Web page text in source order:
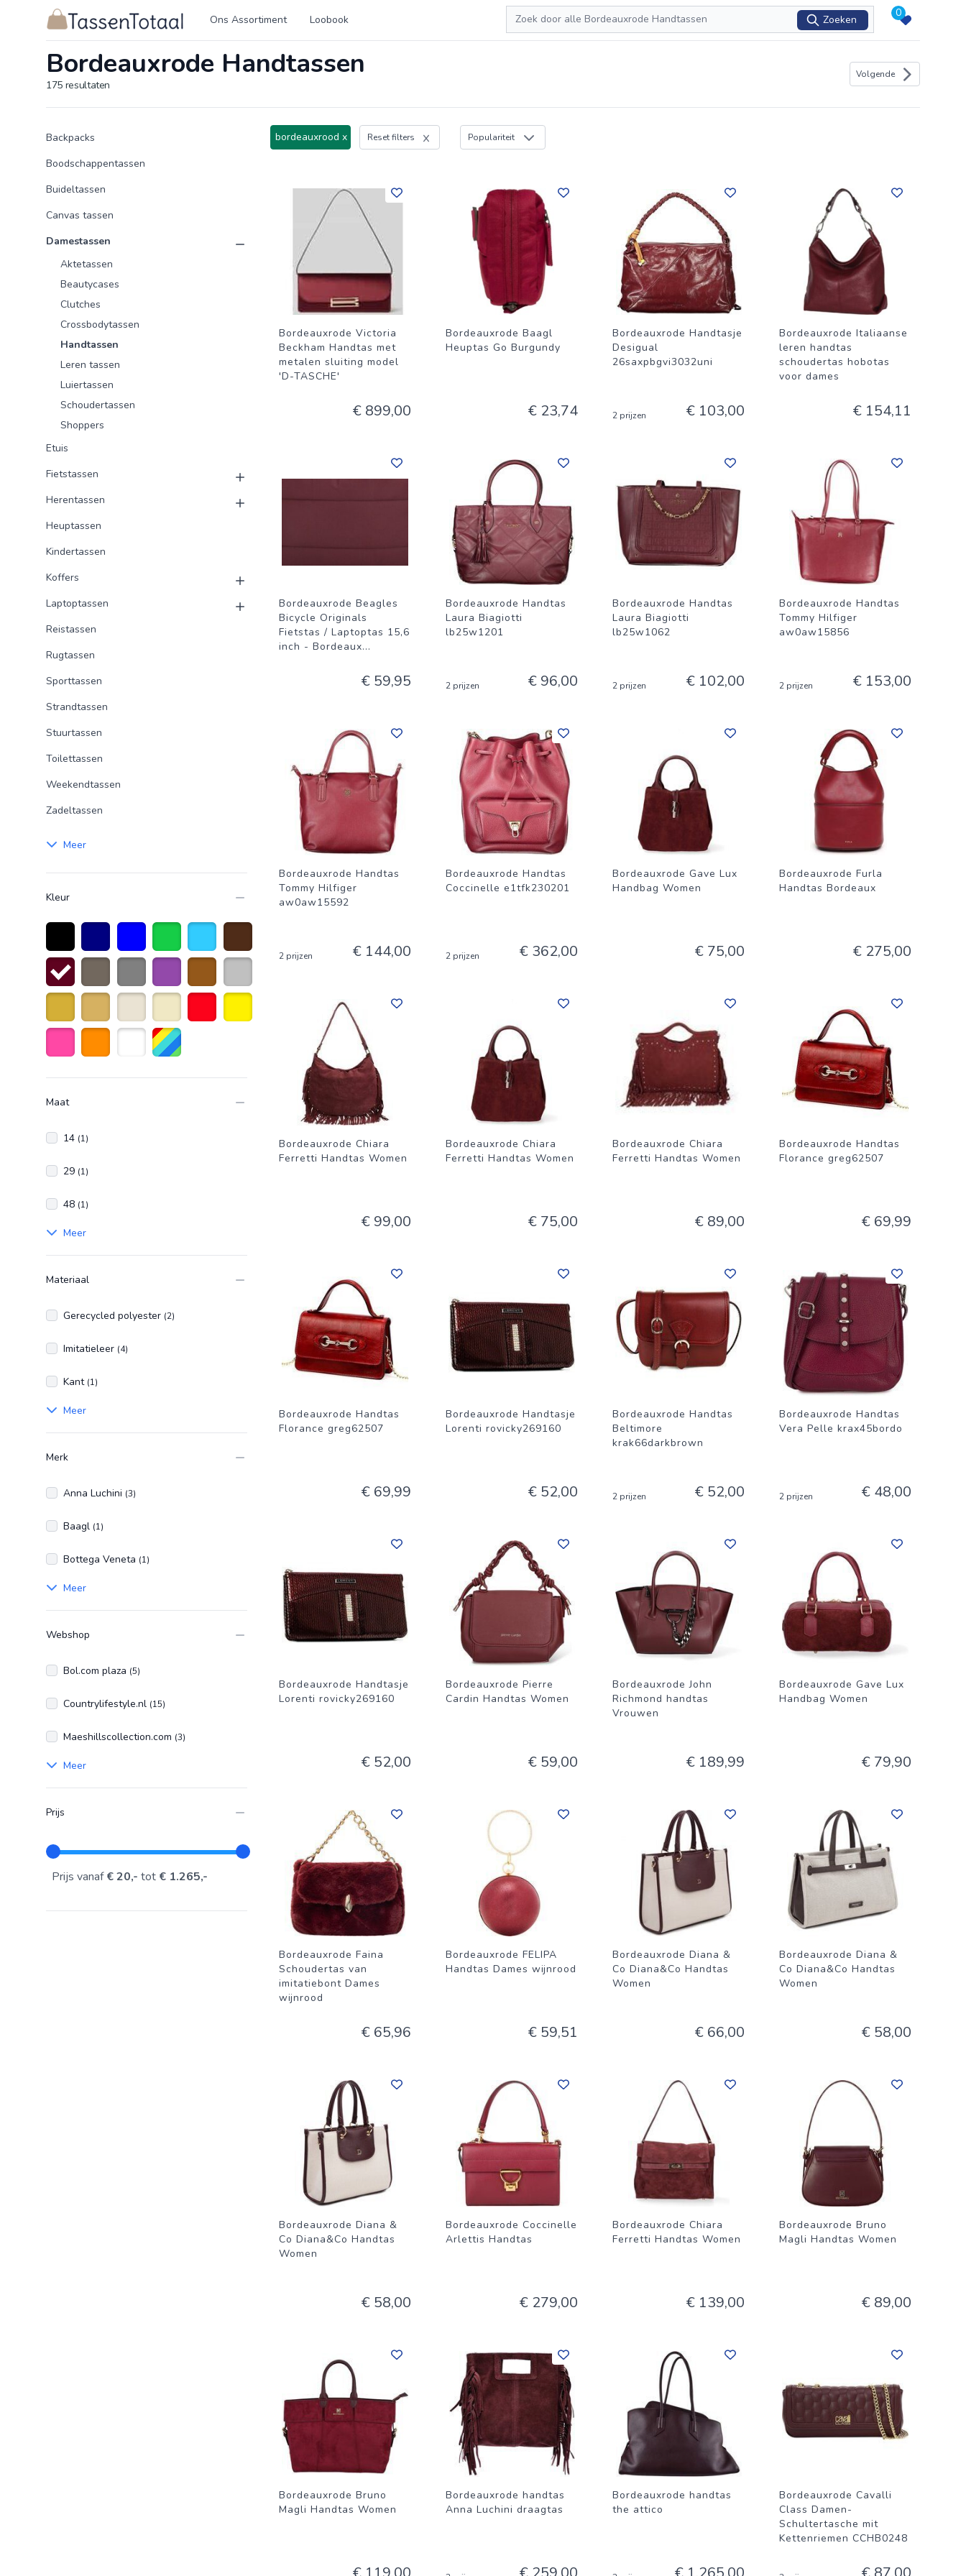
Logo Tassentotaal.nl Ons Assortiment Loobook
Zoeken
Zoeken
0
Bordeauxrode Handtassen
175 resultaten
Volgende
Producten
Product categorieën
Backpacks
Boodschappentassen
Buideltassen
Canvas tassen
Damestassen
Aktetassen
Beautycases
Clutches
Crossbodytassen
Handtassen
Leren tassen
Luiertassen
Schoudertassen
Shoppers
Etuis
Fietstassen
Herentassen
Heuptassen
Kindertassen
Koffers
Laptoptassen
Reistassen
Rugtassen
Sporttassen
Strandtassen
Stuurtassen
Toilettassen
Weekendtassen
Zadeltassen
Meer
Kleur
Zwart Marineblauw
Blauw Groen LichtblauwDonkerbruin
bordeauxrood
taupe Grijs Paars Bruin Zilver
Goud GoudkleurigGebroken Wit
Beige
Maat
14 (1)
29 (1)
48 (1)
Meer
Materiaal
Gerecycled polyester (2)
Imitatieleer (4)
Kant (1)
Meer
Merk
Anna Luchini (3)
Baagl (1)
Bottega Veneta (1)
Meer
Webshop
Bol.com plaza (5)
Countrylifestyle.nl (15)
Maeshillscollection.com (3)
Meer
Prijs
Prijs vanaf€ 20,- tot € 1.265,-
bordeauxrood x Reset filters Populariteit
Bordeauxrode Victoria
Beckham Handtas met
metalen sluiting model
'D-TASCHE'
€ 899,00
Bordeauxrode Baagl
Heuptas Go Burgundy
€ 23,74
Bordeauxrode Handtasje
Desigual
26saxpbgvi3032uni
2 prijzen € 103,00
Bordeauxrode Italiaanse
leren handtas
schoudertas hobotas
voor dames
€ 154,11
Bordeauxrode Beagles
Bicycle Originals
Fietstas / Laptoptas 15,6
inch - Bordeaux...
€ 59,95
Bordeauxrode Handtas
Laura Biagiotti
lb25w1201
2 prijzen € 96,00
Bordeauxrode Handtas
Laura Biagiotti
lb25w1062
2 prijzen € 102,00
Bordeauxrode Handtas
Tommy Hilfiger
aw0aw15856
2 prijzen € 153,00
Bordeauxrode Handtas
Tommy Hilfiger
aw0aw15592
2 prijzen € 144,00
Bordeauxrode Handtas
Coccinelle e1tfk230201
2 prijzen € 362,00
Bordeauxrode Gave Lux
Handbag Women
€ 75,00
Bordeauxrode Furla
Handtas Bordeaux
€ 275,00
Bordeauxrode Chiara
Ferretti Handtas Women
€ 99,00
Bordeauxrode Chiara
Ferretti Handtas Women
€ 75,00
Bordeauxrode Chiara
Ferretti Handtas Women
€ 89,00
Bordeauxrode Handtas
Florance greg62507
€ 69,99
Bordeauxrode Handtas
Florance greg62507
€ 69,99
Bordeauxrode Handtasje
Lorenti rovicky269160
€ 52,00
Bordeauxrode Handtas
Beltimore
krak66darkbrown
2 prijzen € 52,00
Bordeauxrode Handtas
Vera Pelle krax45bordo
2 prijzen € 48,00
Bordeauxrode Handtasje
Lorenti rovicky269160
€ 52,00
Bordeauxrode Pierre
Cardin Handtas Women
€ 59,00
Bordeauxrode John
Richmond handtas
Vrouwen
€ 189,99
Bordeauxrode Gave Lux
Handbag Women
€ 79,90
Bordeauxrode Faina
Schoudertas van
imitatiebont Dames
wijnrood
€ 65,96
Bordeauxrode FELIPA
Handtas Dames wijnrood
€ 59,51
Bordeauxrode Diana &
Co Diana&Co Handtas
Women
€ 66,00
Bordeauxrode Diana &
Co Diana&Co Handtas
Women
€ 58,00
Bordeauxrode Diana &
Co Diana&Co Handtas
Women
€ 58,00
Bordeauxrode Coccinelle
Arlettis Handtas
€ 279,00
Bordeauxrode Chiara
Ferretti Handtas Women
€ 139,00
Bordeauxrode Bruno
Magli Handtas Women
€ 89,00
Bordeauxrode Bruno
Magli Handtas Women
Bordeauxrode handtas
Anna Luchini draagtas
Bordeauxrode handtas
the attico
Bordeauxrode Cavalli
Class Damen-
Schultertasche mit
Kettenriemen CCHB0248